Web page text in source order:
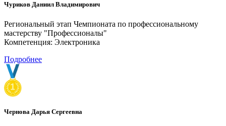
Чуриков Даниил Владимирович
Региональный этап Чемпионата по профессиональному
мастерству "Профессионалы"
Компетенция: Электроника
Подробнее
Чернова Дарья Сергеевна